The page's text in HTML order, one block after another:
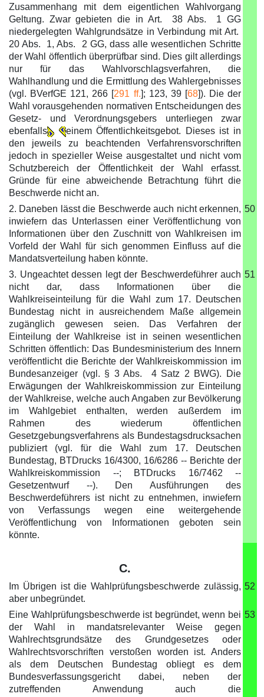
Zusammenhang mit dem eigentlichen Wahlvorgang
Geltung. Zwar gebieten die in Art. 38 Abs. 1 GG
niedergelegten Wahlgrundsätze in Verbindung mit Art.
20 Abs. 1, Abs. 2 GG, dass alle wesentlichen Schritte
der Wahl öffentlich überprüfbar sind. Dies gilt allerdings
nur für das Wahlvorschlagsverfahren, die
Wahlhandlung und die Ermittlung des Wahlergebnisses
(vgl. BVerfGE 121, 266 [291 ff.]; 123, 39 [68]). Die der
Wahl vorausgehenden normativen Entscheidungen des
Gesetz- und Verordnungsgebers unterliegen zwar
ebenfalls
einem Öffentlichkeitsgebot. Dieses ist in
den jeweils zu beachtenden Verfahrensvorschriften
jedoch in spezieller Weise ausgestaltet und nicht vom
Schutzbereich der Öffentlichkeit der Wahl erfasst.
Gründe für eine abweichende Betrachtung führt die
Beschwerde nicht an.
2. Daneben lässt die Beschwerde auch nicht erkennen,
inwiefern das Unterlassen einer Veröffentlichung von
Informationen über den Zuschnitt von Wahlkreisen im
Vorfeld der Wahl für sich genommen Einfluss auf die
Mandatsverteilung haben könnte.
50
3. Ungeachtet dessen legt der Beschwerdeführer auch
nicht dar, dass Informationen über die
Wahlkreiseinteilung für die Wahl zum 17. Deutschen
Bundestag nicht in ausreichendem Maße allgemein
zugänglich gewesen seien. Das Verfahren der
Einteilung der Wahlkreise ist in seinen wesentlichen
Schritten öffentlich: Das Bundesministerium des Innern
veröffentlicht die Berichte der Wahlkreiskommission im
Bundesanzeiger (vgl. § 3 Abs. 4 Satz 2 BWG). Die
Erwägungen der Wahlkreiskommission zur Einteilung
der Wahlkreise, welche auch Angaben zur Bevölkerung
im Wahlgebiet enthalten, werden außerdem im
Rahmen des wiederum öffentlichen
Gesetzgebungsverfahrens als Bundestagsdrucksachen
publiziert (vgl. für die Wahl zum 17. Deutschen
Bundestag, BTDrucks 16/4300, 16/6286 -- Berichte der
Wahlkreiskommission --; BTDrucks 16/7462 --
Gesetzentwurf --). Den Ausführungen des
Beschwerdeführers ist nicht zu entnehmen, inwiefern
von Verfassungs wegen eine weitergehende
Veröffentlichung von Informationen geboten sein
könnte.
51
C.
Im Übrigen ist die Wahlprüfungsbeschwerde zulässig,
aber unbegründet.
52
Eine Wahlprüfungsbeschwerde ist begründet, wenn bei
der Wahl in mandatsrelevanter Weise gegen
Wahlrechtsgrundsätze des Grundgesetzes oder
Wahlrechtsvorschriften verstoßen worden ist. Anders
als dem Deutschen Bundestag obliegt es dem
Bundesverfassungsgericht dabei, neben der
zutreffenden Anwendung auch die
53